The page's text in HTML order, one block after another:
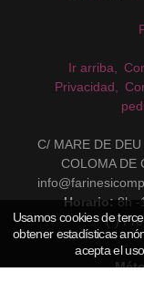
Ir arriba
Privacidad
C/ MARE DE
COLOMA DE
Horario: 8h -
(*)
Usamos cookies de
obtener estadísticas
acepta el